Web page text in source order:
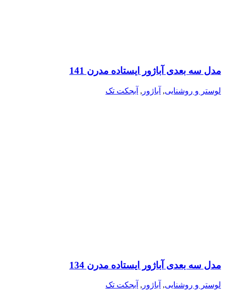
مدل سه بعدی آباژور ایستاده مدرن 141
لوستر و روشنایی, آباژور , آبجکت تک
مدل سه بعدی آباژور ایستاده مدرن 134
لوستر و روشنایی, آباژور , آبجکت تک